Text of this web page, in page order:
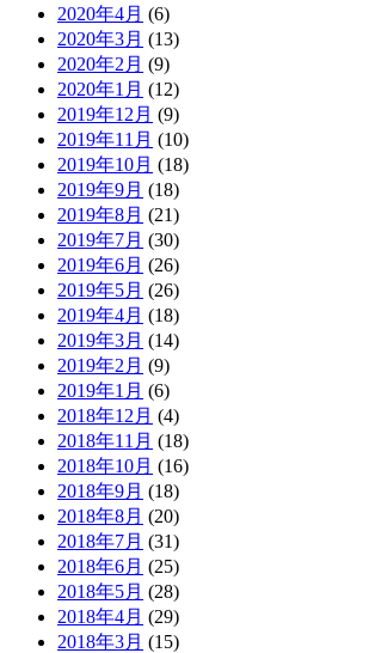
2020年4月 (6)
2020年3月 (13)
2020年2月 (9)
2020年1月 (12)
2019年12月 (9)
2019年11月 (10)
2019年10月 (18)
2019年9月 (18)
2019年8月 (21)
2019年7月 (30)
2019年6月 (26)
2019年5月 (26)
2019年4月 (18)
2019年3月 (14)
2019年2月 (9)
2019年1月 (6)
2018年12月 (4)
2018年11月 (18)
2018年10月 (16)
2018年9月 (18)
2018年8月 (20)
2018年7月 (31)
2018年6月 (25)
2018年5月 (28)
2018年4月 (29)
2018年3月 (15)